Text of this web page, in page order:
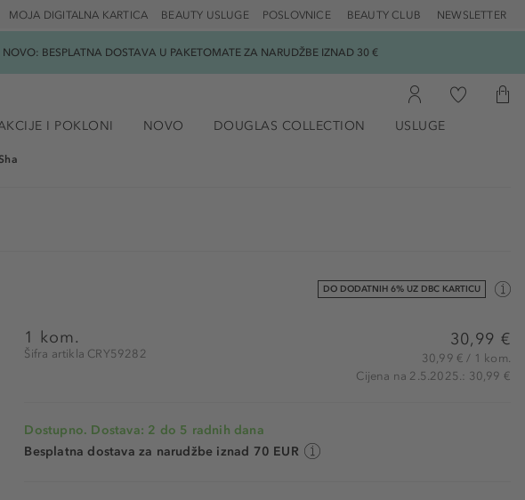
POSLOVNICE BEAUTY CLUB NEWSLETTER
BEAUTY USLUGE
MOJA DIGITALNA KARTICA
BESPLATNA DOSTAVA U PAKETOMATE ZA NARUDŽBE IZNAD 30 €
I POKLONI NOVO DOUGLAS COLLECTION USLUGE
DO DODATNIH 6% UZ DBC KARTICU
1 kom.
Šifra artikla CRY59282
30,99 €
30,99 € / 1 kom.
Cijena na 2.5.2025.: 30,99 €
Dostupno. Dostava: 2 do 5 radnih dana
Besplatna dostava za narudžbe iznad 70 EUR